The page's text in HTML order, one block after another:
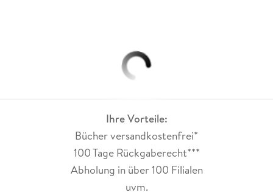
Ihre Vorteile:
Bücher versandkostenfrei*
100 Tage Rückgaberecht***
Abholung in über 100 Filialen
uvm.